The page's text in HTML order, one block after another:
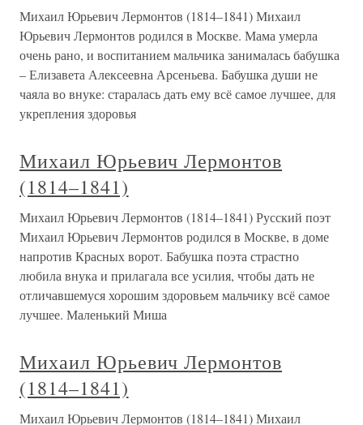
Михаил Юрьевич Лермонтов (1814–1841) Михаил
Юрьевич Лермонтов родился в Москве. Мама умерла
очень рано, и воспитанием мальчика занималась бабушка
– Елизавета Алексеевна Арсеньева. Бабушка души не
чаяла во внуке: старалась дать ему всё самое лучшее, для
укрепления здоровья
Михаил Юрьевич Лермонтов
(1814–1841)
Михаил Юрьевич Лермонтов (1814–1841) Русский поэт
Михаил Юрьевич Лермонтов родился в Москве, в доме
напротив Красных ворот. Бабушка поэта страстно
любила внука и прилагала все усилия, чтобы дать не
отличавшемуся хорошим здоровьем мальчику всё самое
лучшее. Маленький Миша
Михаил Юрьевич Лермонтов
(1814–1841)
Михаил Юрьевич Лермонтов (1814–1841) Михаил